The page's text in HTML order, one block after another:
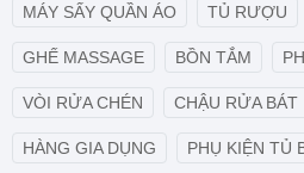
MÁY SẤY QUẦN ÁO TỦ RƯỢU
GHẾ MASSAGE BỒN TẮM
VÒI RỬA CHÉN CHẬU RỬA BÁT
HÀNG GIA DỤNG PHỤ KIỆN TỦ